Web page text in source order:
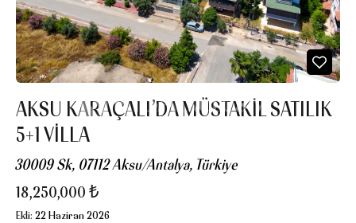
AKSU KARAÇALI’DA MÜSTAKIL SATILIK
5+1 VILLA
30009 Sk, 07112 Aksu/Antalya, Türkiye
18,250,000 ₺
Ekli: 22 Haziran 2026